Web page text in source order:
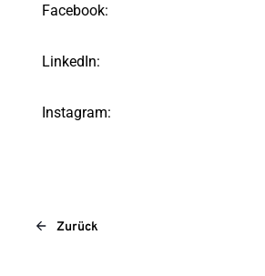
Facebook:
LinkedIn:
Instagram:
Zurück